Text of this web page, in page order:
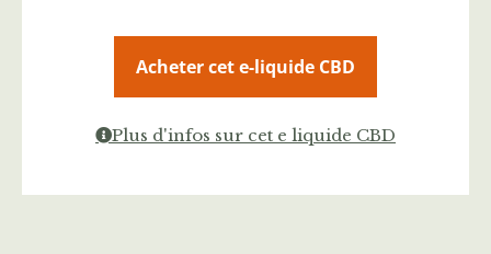
Acheter cet e-liquide CBD
Plus d'infos sur cet e liquide CBD